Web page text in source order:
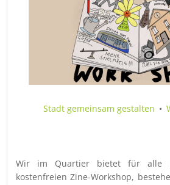
Stadt gemeinsam gestalten •
Wir im Quartier bietet für alle
kostenfreien Zine-Workshop,